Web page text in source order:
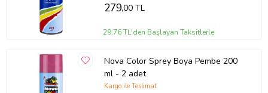
279,00 TL
29,76 TL'den Başlayan Taksitlerle
Nova Color Sprey Boya Pembe 200
ml - 2 adet
Kargo ile Teslimat